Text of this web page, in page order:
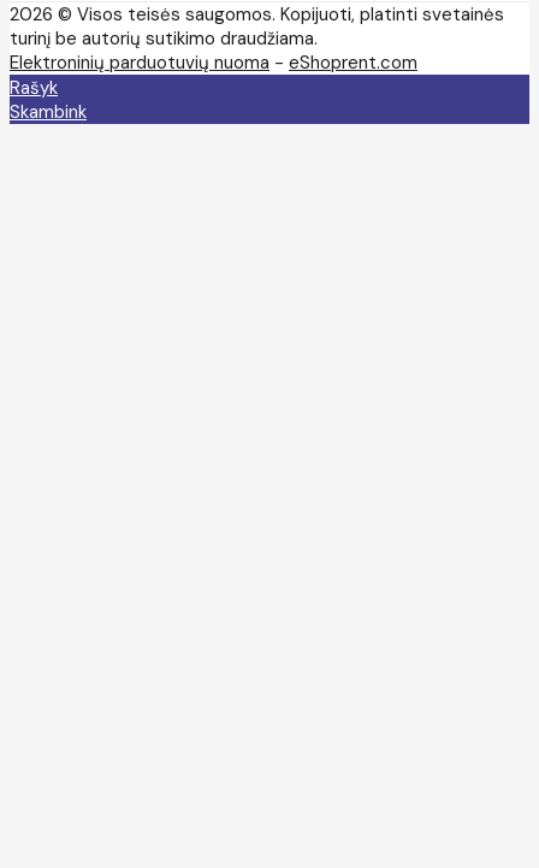
2026 © Visos teisės saugomos. Kopijuoti, platinti svetainės
turinį be autorių sutikimo draudžiama.
Elektroninių parduotuvių nuoma - eShoprent.com
Rašyk
Skambink